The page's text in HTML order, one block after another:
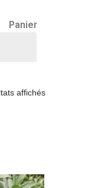
Panier
affichés